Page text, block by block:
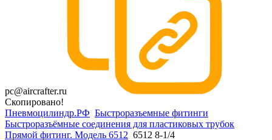
pc@aircrafter.ru
Скопировано!
Пневмоцилиндр.РФ Быстроразъемные фитинги
Быстроразъёмные соединения для пластиковых трубок
Прямой фитинг. Модель 6512 6512 8-1/4